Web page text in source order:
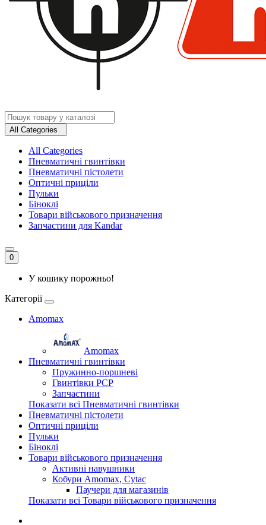
All Categories
All Categories
Пневматичні гвинтівки
Пневматичні пістолети
Оптичні приціли
Пульки
Біноклі
Товари військового призначення
Запчастини для Kandar
0
У кошику порожньо!
Категорії
Amomax
Amomax
Пневматичні гвинтівки
Пружинно-поршневі
Гвинтівки PCP
Запчастини
Показати всі Пневматичні гвинтівки
Пневматичні пістолети
Оптичні приціли
Пульки
Біноклі
Товари військового призначення
Активні навушники
Кобури Amomaх, Cytac
Паучери для магазинів
Показати всі Товари військового призначення